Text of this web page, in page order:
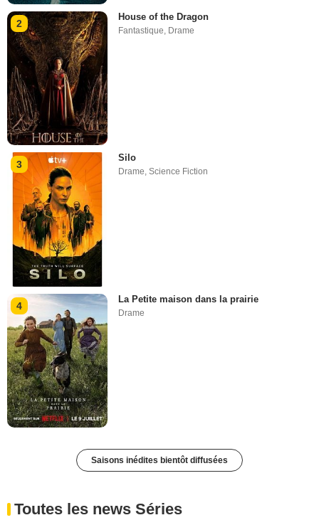
2
House of the Dragon
Fantastique, Drame
3
Silo
Drame,Science Fiction
4
La Petite maison dans la prairie
Drame
Saisons inédites bientôt diffusées
Toutes les news Séries